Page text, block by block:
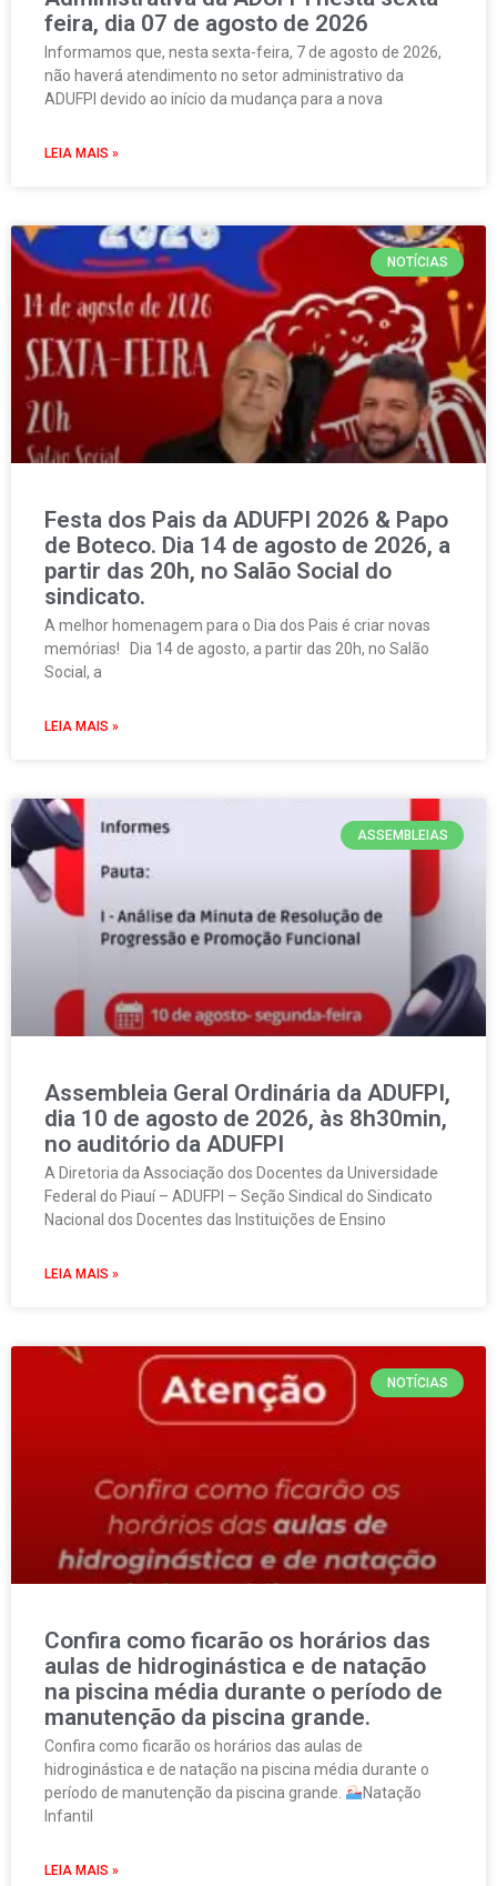
feira, dia 07 de agosto de 2026
Informamos que, nesta sexta-feira, 7 de agosto de 2026,
não haverá atendimento no setor administrativo da
ADUFPI devido ao início da mudança para a nova
LEIA MAIS »
NOTÍCIAS
Festa dos Pais da ADUFPI 2026 & Papo
de Boteco. Dia 14 de agosto de 2026, a
partir das 20h, no Salão Social do
sindicato.
A melhor homenagem para o Dia dos Pais é criar novas
memórias! Dia 14 de agosto, a partir das 20h, no Salão
Social, a
LEIA MAIS »
ASSEMBLEIAS
Assembleia Geral Ordinária da ADUFPI,
dia 10 de agosto de 2026, às 8h30min,
no auditório da ADUFPI
A Diretoria da Associação dos Docentes da Universidade
Federal do Piauí – ADUFPI – Seção Sindical do Sindicato
Nacional dos Docentes das Instituições de Ensino
LEIA MAIS »
NOTÍCIAS
Confira como ficarão os horários das
aulas de hidroginástica e de natação
na piscina média durante o período de
manutenção da piscina grande.
Confira como ficarão os horários das aulas de
hidroginástica e de natação na piscina média durante o
período de manutenção da piscina grande.
Natação
Infantil
LEIA MAIS »